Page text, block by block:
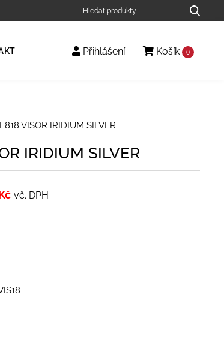
Přihlášení Košík 0
VISOR IRIDIUM SILVER
IRIDIUM SILVER
vč. DPH